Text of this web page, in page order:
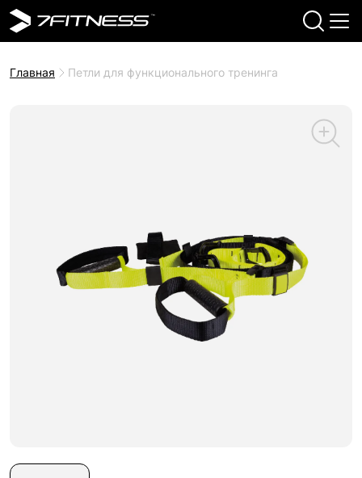
Главная Петли для функционального тренинга